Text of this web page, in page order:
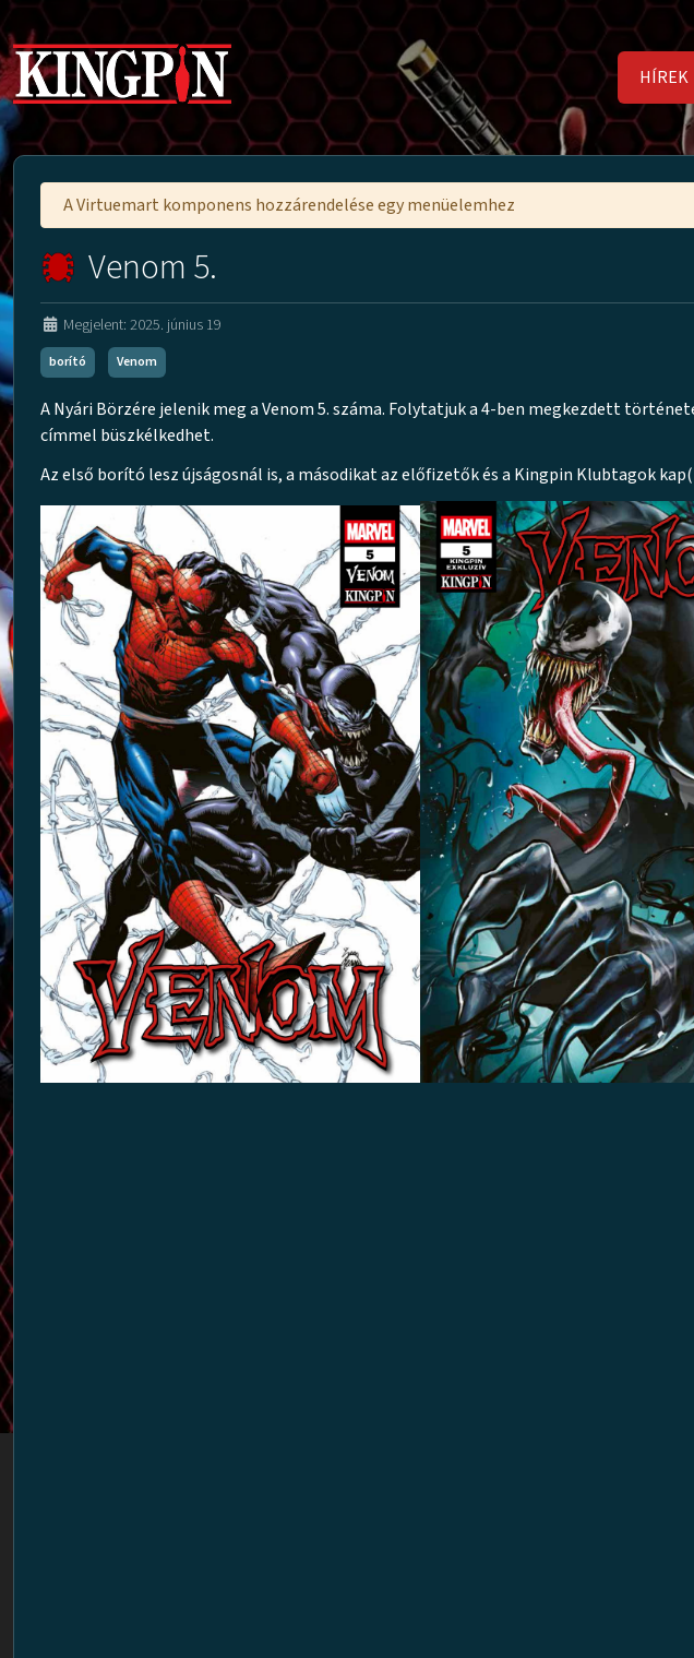
HÍREK
A Virtuemart komponens hozzárendelése egy menüelemhez
Venom 5.
Megjelent: 2025. június 19
borító Venom
A Nyári Börzére jelenik meg a Venom 5. száma. Folytatjuk a 4-ben megkezdett
címmel büszkélkedhet.
Az első borító lesz újságosnál is, a másodikat az előfizetők és a Kingpin Klubtagok